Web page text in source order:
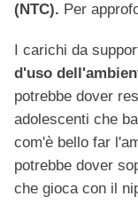
(NTC). Per
I carichi da
d'uso
potrebbe dover
adolescenti che
com'è bello far
potrebbe dover
che gioca con il